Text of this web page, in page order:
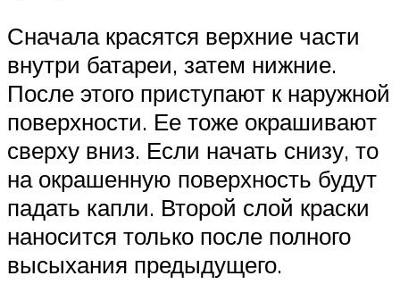
Сначала красятся верхние части
внутри батареи, затем нижние.
После этого приступают к наружной
поверхности. Ее тоже окрашивают
сверху вниз. Если начать снизу, то
на окрашенную поверхность будут
падать капли. Второй слой краски
наносится только после полного
высыхания предыдущего.